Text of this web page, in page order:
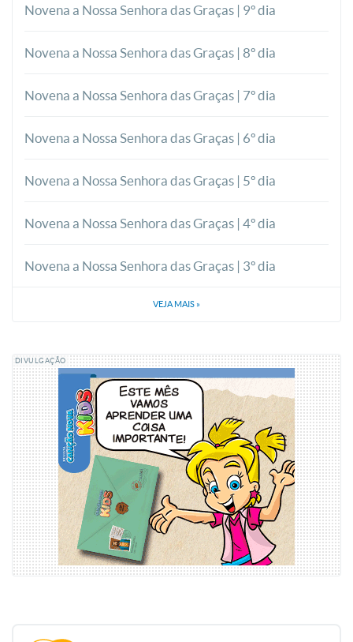
Novena a Nossa Senhora das Graças | 9º dia
Novena a Nossa Senhora das Graças | 8º dia
Novena a Nossa Senhora das Graças | 7º dia
Novena a Nossa Senhora das Graças | 6º dia
Novena a Nossa Senhora das Graças | 5º dia
Novena a Nossa Senhora das Graças | 4º dia
Novena a Nossa Senhora das Graças | 3º dia
VEJA MAIS »
DIVULGAÇÃO